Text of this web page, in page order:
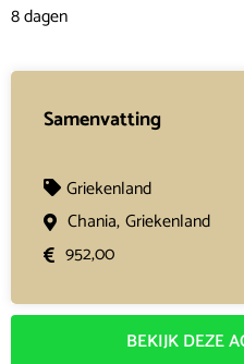
8 dagen
Samenvatting
Griekenland
Chania,Griekenland
952,00
BEKIJK DEZE